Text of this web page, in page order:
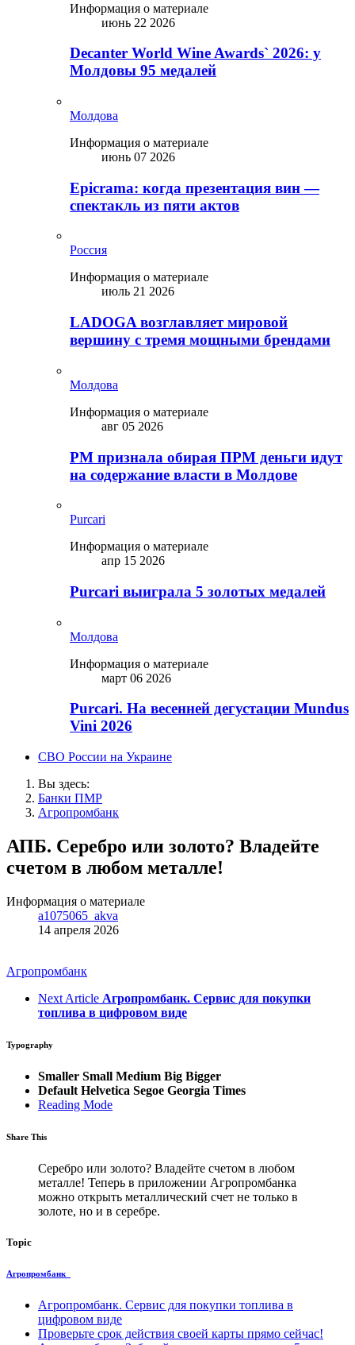
Информация о материале
июнь 22 2026
Decanter World Wine Awards` 2026: у
Молдовы 95 медалей
Молдова
Информация о материале
июнь 07 2026
Epicrama: когда презентация вин —
спектакль из пяти актов
Россия
Информация о материале
июль 21 2026
LADOGA возглавляет мировой
вершину с тремя мощными брендами
Молдова
Информация о материале
авг 05 2026
PM признала обирая ПРМ деньги идут
на содержание власти в Молдове
Purcari
Информация о материале
апр 15 2026
Purcari выиграла 5 золотых медалей
Молдова
Информация о материале
март 06 2026
Purcari. На весенней дегустации Mundus
Vini 2026
СВО России на Украине
Вы здесь:
Банки ПМР
Агропромбанк
АПБ. Серебро или золото? Владейте
счетом в любом металле!
Информация о материале
a1075065_akva
14 апреля 2026
Агропромбанк
Next Article Агропромбанк. Сервис для покупки
топлива в цифровом виде
Typography
Smaller Small Medium Big Bigger
Default Helvetica Segoe Georgia Times
Reading Mode
Share This
Серебро или золото? Владейте счетом в любом
металле! Теперь в приложении Агропромбанка
можно открыть металлический счет не только в
золоте, но и в серебре.
Topic
Агропромбанк
Агропромбанк. Сервис для покупки топлива в
цифровом виде
Проверьте срок действия своей карты прямо сейчас!